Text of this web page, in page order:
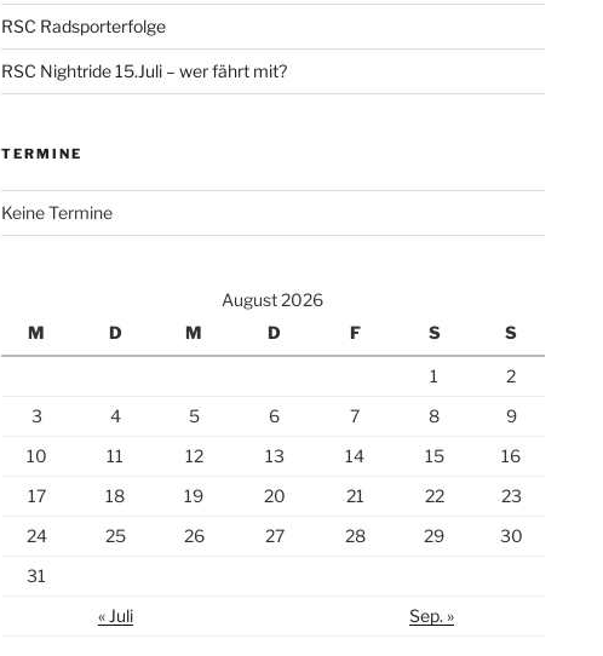
RSC Radsporterfolge
RSC Nightride 15.Juli – wer fährt mit?
TERMINE
Keine Termine
August 2026
M
D M D F S S
1
2
3
4 5 6 7 8
9
10
11 12 13 14 15
16
17
18 19 20 21 22
23
24
25 26 27 28 29
30
31
« Juli
Sep. »